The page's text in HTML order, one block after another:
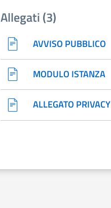
Allegati (3)
AVVISO PUBBLICO
MODULO ISTANZA
ALLEGATO PRIVACY